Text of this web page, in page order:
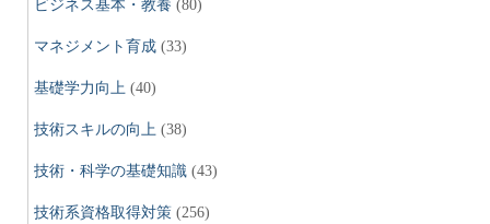
ジ
送
り
ビジネス基本・教養 (80)
マネジメント育成 (33)
基礎学力向上 (40)
技術スキルの向上 (38)
技術・科学の基礎知識 (43)
技術系資格取得対策 (256)